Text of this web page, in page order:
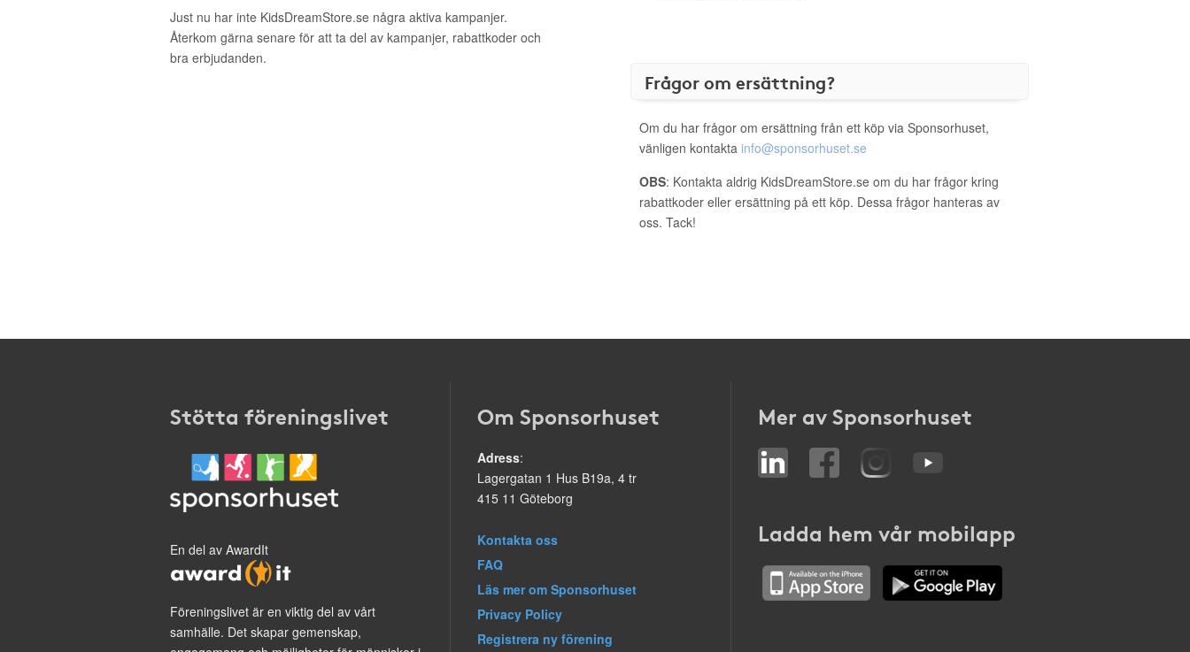
Just nu har inte KidsDreamStore.se några aktiva kampanjer.
Återkom gärna senare för att ta del av kampanjer, rabattkoder och
bra erbjudanden.
Frågor om ersättning?
Om du har frågor om ersättning från ett köp via Sponsorhuset,
vänligen kontakta info@sponsorhuset.se
OBS: Kontakta aldrig KidsDreamStore.se om du har frågor kring
rabattkoder eller ersättning på ett köp. Dessa frågor hanteras av
oss. Tack!
Stötta föreningslivet
En del av AwardIt
Föreningslivet är en viktig del av vårt
samhälle. Det skapar gemenskap,
Om Sponsorhuset
Adress:
Lagergatan 1 Hus B19a, 4 tr
415 11 Göteborg
Kontakta oss
FAQ
Läs mer om Sponsorhuset
Privacy Policy
Registrera ny förening
Mer av Sponsorhuset
Ladda hem vår mobilapp